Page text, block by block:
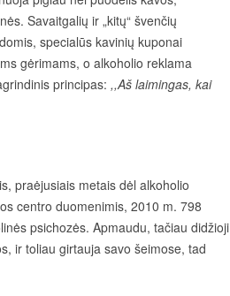
Savaitgalių ir „kitų“ švenčių
specialūs kavinių kuponai
gėrimams, o alkoholio reklama
principas: ,,Aš laimingas, kai
praėjusiais metais dėl alkoholio
centro duomenimis, 2010 m. 798
psichozės. Apmaudu, tačiau didžioji
ir toliau girtauja savo šeimose, tad